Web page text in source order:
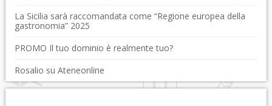
La Sicilia sarà raccomandata come “Regione europea della
gastronomia” 2025
PROMO Il tuo dominio è realmente tuo?
Rosalio su Ateneonline